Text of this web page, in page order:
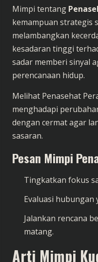
Mimpi tentang
kemampuan strategis
melambangkan
kesadaran tinggi
sadar memberi sinyal
perencanaan hidup.
Melihat Penasehat
menghadapi
dengan cermat agar
sasaran.
Pesan Mimpi
Tingkatkan fokus
Evaluasi hubungan
Jalankan rencana
matang.
Arti Mimpi